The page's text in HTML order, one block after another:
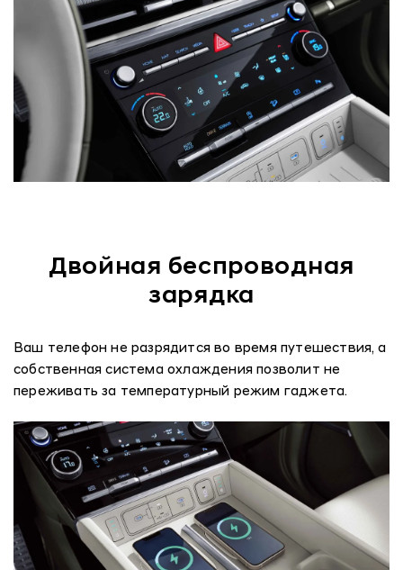
Двойная беспроводная
зарядка
Ваш телефон не разрядится во время путешествия, а
собственная система охлаждения позволит не
переживать за температурный режим гаджета.